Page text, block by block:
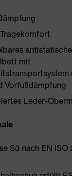
mit
Vorfußdämpfung
Leder-
S3 nach EN